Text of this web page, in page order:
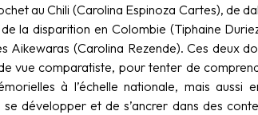
au Chili (Carolina Espinoza Cartes), de
la disparition en Colombie (Tiphaine
(Carolina Rezende). Ces deux
vue comparatiste, pour tenter de
à l’échelle nationale, mais aussi
développer et de s’ancrer dans des